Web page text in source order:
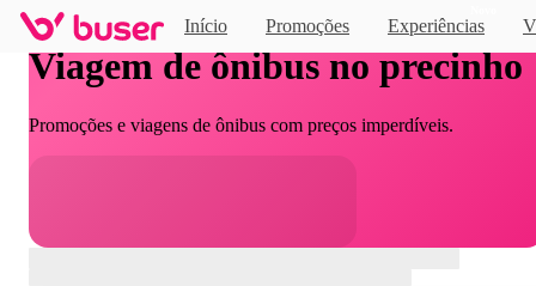
Início Promoções Experiências
Viagem de ônibus no precinho
Promoções e viagens de ônibus com preços imperdíveis.